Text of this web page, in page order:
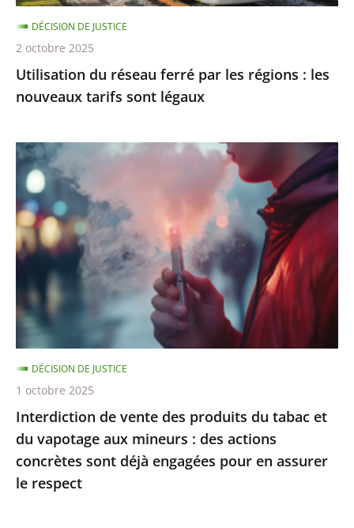
nouveaux
tarifs
sont
légaux
Utilisation du réseau ferré par les régions : les
nouveaux tarifs sont légaux
DÉCISION DE JUSTICE
2 octobre 2025
Interdiction
de
vente
des
produits
du
tabac
et
du
vapotage
aux
mineurs
:
des
actions
concrètes
Interdiction de vente des produits du tabac et
du vapotage aux mineurs : des actions
concrètes sont déjà engagées pour en assurer
le respect
DÉCISION DE JUSTICE
1 octobre 2025